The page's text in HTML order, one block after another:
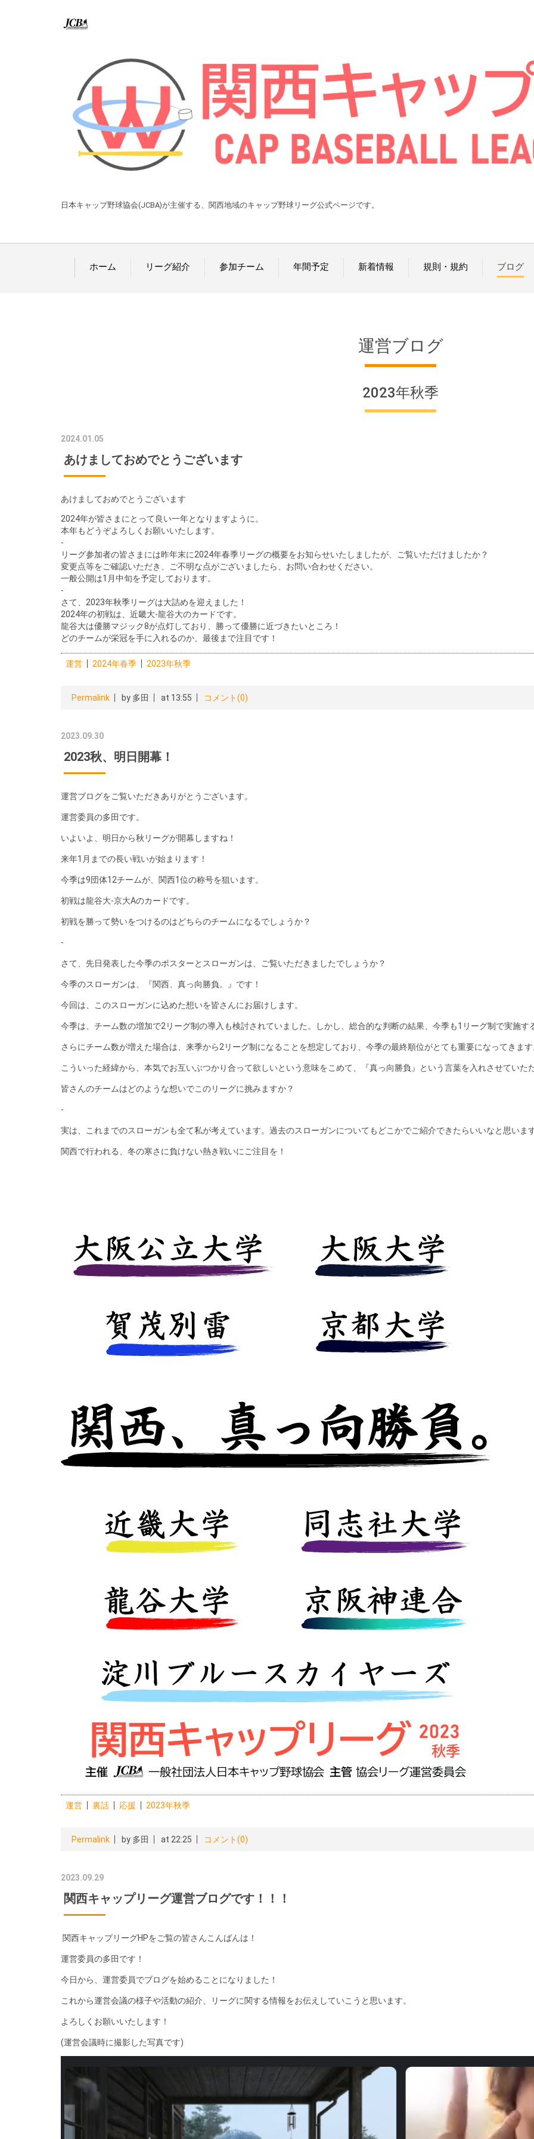
日本キャップ野球協会(JCBA)が主催する、関西地域のキャップ野球リーグ公式ページです。
ホーム リーグ紹介 参加チーム 年間予定 新着情報 規則・規約 ブログ
運営ブログ
2023年秋季
2024.01.05
あけましておめでとうございます
あけましておめでとうございます
2024年が皆さまにとって良い一年となりますように。
本年もどうぞよろしくお願いいたします。
-
リーグ参加者の皆さまには昨年末に2024年春季リーグの概要をお知らせいたしましたが、ご覧いただけましたか？
変更点等をご確認いただき、ご不明な点がございましたら、お問い合わせください。
一般公開は1月中旬を予定しております。
-
さて、2023年秋季リーグは大詰めを迎えました！
2024年の初戦は、近畿大-龍谷大のカードです。
龍谷大は優勝マジック8が点灯しており、勝って優勝に近づきたいところ！
どのチームが栄冠を手に入れるのか、最後まで注目です！
運営 2024年春季 2023年秋季
Permalink by 多田 at 13:55 コメント(0)
2023.09.30
2023秋、明日開幕！
運営ブログをご覧いただきありがとうございます。
運営委員の多田です。
いよいよ、明日から秋リーグが開幕しますね！
来年1月までの長い戦いが始まります！
今季は9団体12チームが、関西1位の称号を狙います。
初戦は龍谷大-京大Aのカードです。
初戦を勝って勢いをつけるのはどちらのチームになるでしょうか？
-
さて、先日発表した今季のポスターとスローガンは、ご覧いただきましたでしょうか？
今季のスローガンは、『関西、真っ向勝負。』です！
今回は、このスローガンに込めた想いを皆さんにお届けします。
今季は、チーム数の増加で2リーグ制の導入も検討されていました。しかし、総合的な判断の結果、今季も1リーグ制で実施す
さらにチーム数が増えた場合は、来季から2リーグ制になることを想定しており、今季の最終順位がとても重要になってきま
こういった経緯から、本気でお互いぶつかり合って欲しいという意味をこめて、『真っ向勝負』という言葉を入れさせていた
皆さんのチームはどのような想いでこのリーグに挑みますか？
-
実は、これまでのスローガンも全て私が考えています。過去のスローガンについてもどこかでご紹介できたらいいなと思いま
関西で行われる、冬の寒さに負けない熱き戦いにご注目を！
運営 裏話 応援 2023年秋季
Permalink by 多田 at 22:25 コメント(0)
2023.09.29
関西キャップリーグ運営ブログです！！！
関西キャップリーグHPをご覧の皆さんこんばんは！
運営委員の多田です！
今日から、運営委員でブログを始めることになりました！
これから運営会議の様子や活動の紹介、リーグに関する情報をお伝えしていこうと思います。
よろしくお願いいたします！
(運営会議時に撮影した写真です)